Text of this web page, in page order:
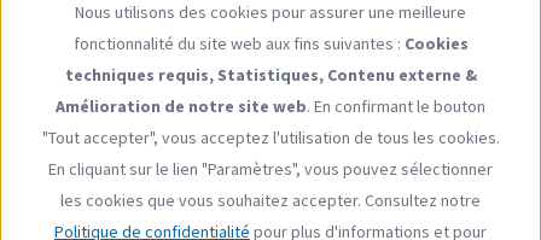
Suivez-nous
YouTube LinkedIn
Use
of
personal
data
and
cookies
Nous utilisons des cookies pour assurer une meilleure
fonctionnalité du site web aux fins suivantes : Cookies
techniques requis, Statistiques, Contenu externe &
Amélioration de notre site web. En confirmant le bouton
"Tout accepter", vous acceptez l'utilisation de tous les cookies.
En cliquant sur le lien "Paramètres", vous pouvez sélectionner
les cookies que vous souhaitez accepter. Consultez notre
Politique de confidentialité pour plus d'informations et pour